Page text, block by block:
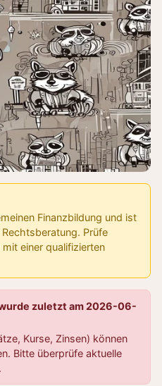
Finanzbildung und ist
Prüfe
einer qualifizierten
zuletzt am 2026-06-
Kurse, Zinsen) können
Bitte überprüfe aktuelle